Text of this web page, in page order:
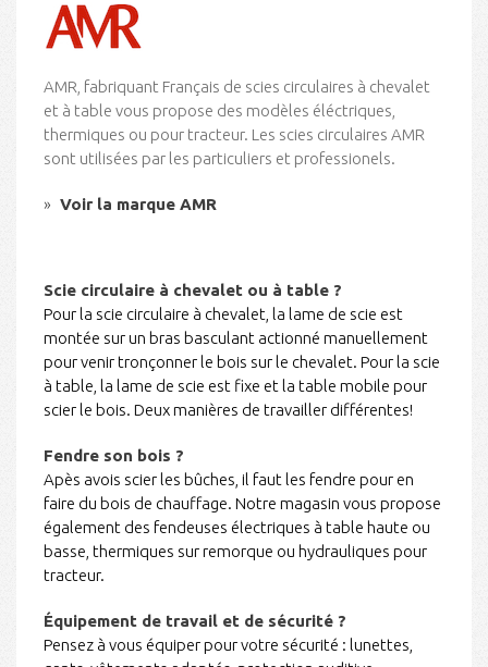
AMR, fabriquant Français de scies circulaires à chevalet
et à table vous propose des modèles éléctriques,
thermiques ou pour tracteur. Les scies circulaires AMR
sont utilisées par les particuliers et professionels.
Voir la marque AMR
Scie circulaire à chevalet ou à table ?
Pour la scie circulaire à chevalet, la lame de scie est
montée sur un bras basculant actionné manuellement
pour venir tronçonner le bois sur le chevalet. Pour la scie
à table, la lame de scie est fixe et la table mobile pour
scier le bois. Deux manières de travailler différentes!
Fendre son bois ?
Apès avois scier les bûches, il faut les fendre pour en
faire du bois de chauffage. Notre magasin vous propose
également des fendeuses électriques à table haute ou
basse, thermiques sur remorque ou hydrauliques pour
tracteur.
Équipement de travail et de sécurité ?
Pensez à vous équiper pour votre sécurité : lunettes,